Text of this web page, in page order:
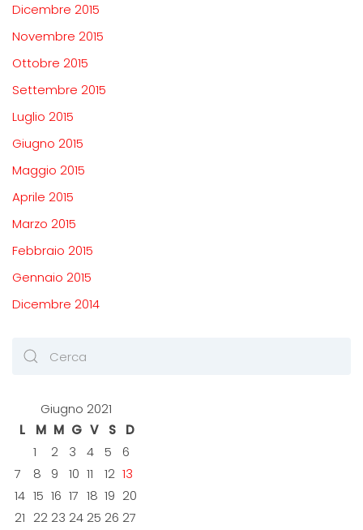
Dicembre 2015
Novembre 2015
Ottobre 2015
Settembre 2015
Luglio 2015
Giugno 2015
Maggio 2015
Aprile 2015
Marzo 2015
Febbraio 2015
Gennaio 2015
Dicembre 2014
Giugno 2021
L
M M G V S
D
1
2 3 4 5
6
7
8 9 10 11 12 13
14 15 16 17 18 19 20
21 22 23 24 25 26 27